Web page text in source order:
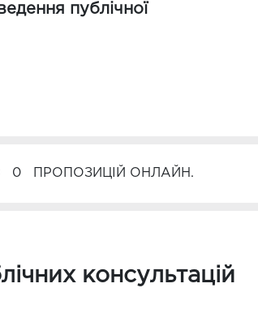
публічної
0 ПРОПОЗИЦІЙ ОНЛАЙН.
консультацій